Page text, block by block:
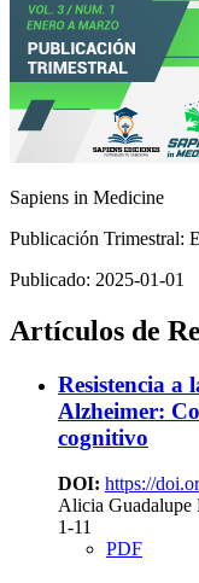
Sapiens in Medicine
Publicación Trimestral:
Publicado: 2025-01-01
Artículos de
Resistencia a
Alzheimer:
cognitivo
DOI: https://
Alicia Guadalupe
1-11
PDF